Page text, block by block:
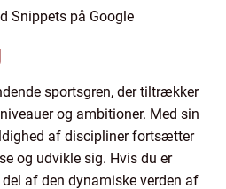
Snippets på Google
sportsgren, der tiltrækker
og ambitioner. Med sin
af discipliner fortsætter
og udvikle sig. Hvis du er
af den dynamiske verden af